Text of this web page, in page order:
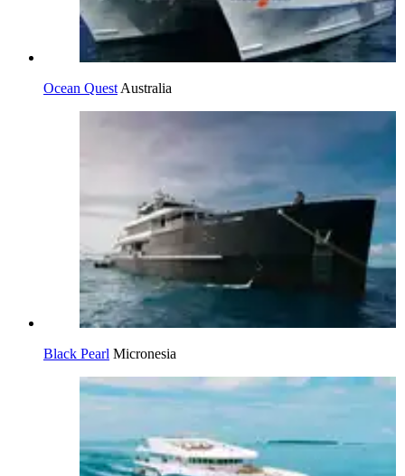
Ocean Quest Australia
Black Pearl Micronesia